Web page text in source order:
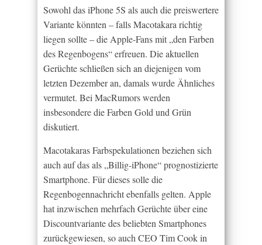
Sowohl das iPhone 5S als auch die preiswertere
Variante könnten – falls Macotakara richtig
liegen sollte – die Apple-Fans mit „den Farben
des Regenbogens“ erfreuen. Die aktuellen
Gerüchte schließen sich an diejenigen vom
letzten Dezember an, damals wurde Ähnliches
vermutet. Bei MacRumors werden
insbesondere die Farben Gold und Grün
diskutiert.
Macotakaras Farbspekulationen beziehen sich
auch auf das als „Billig-iPhone“ prognostizierte
Smartphone. Für dieses solle die
Regenbogennachricht ebenfalls gelten. Apple
hat inzwischen mehrfach Gerüchte über eine
Discountvariante des beliebten Smartphones
zurückgewiesen, so auch CEO Tim Cook in